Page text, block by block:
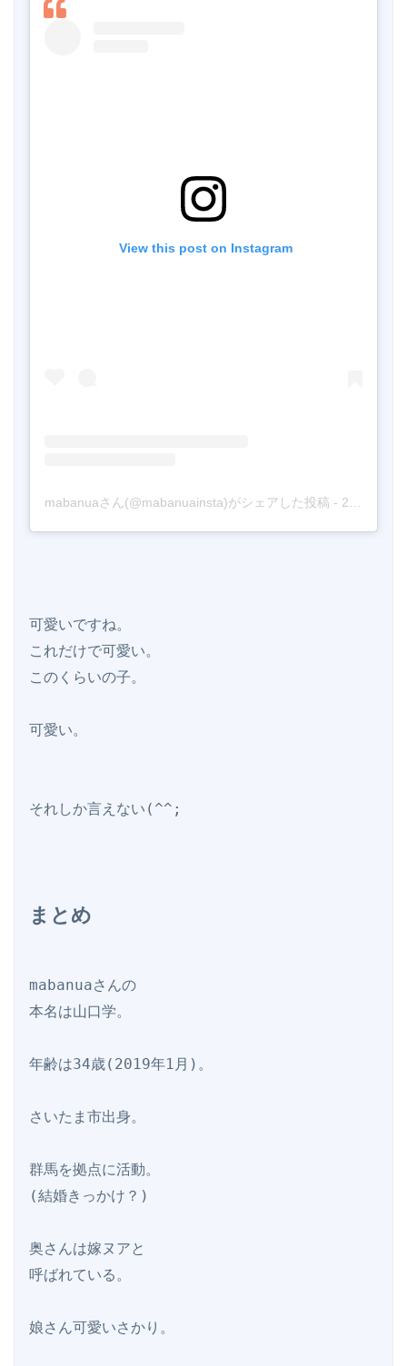
View this post on Instagram
mabanuaさん(@mabanuainsta)がシェアした投稿 - 2017年 5月月24日午前4時23分PDT
可愛いですね。
これだけで可愛い。
このくらいの子。
可愛い。
まとめ
mabanuaさんの
本名は山口学。
年齢は34歳(2019年1月)。
さいたま市出身。
群馬を拠点に活動。
(結婚きっかけ？)
奥さんは嫁ヌアと
呼ばれている。
娘さん可愛いさかり。